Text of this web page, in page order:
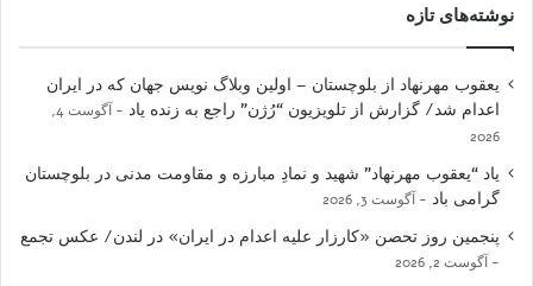
نوشته‌های تازه
یعقوب مهرنهاد از بلوچستان – اولین وبلاگ نویس جهان که در ایران
اعدام شد/ گزارش از تلویزیون “رُژن” راجع به زنده یاد
آگوست 4,
2026
یاد “یعقوب مهرنهاد” شهید و نمادِ مبارزه و مقاومت مدنی در بلوچستان
گرامی باد
آگوست 3, 2026
پنجمین روز تحصن «کارزار علیه اعدام در ایران» در لندن/ عکس تجمع
آگوست 2, 2026